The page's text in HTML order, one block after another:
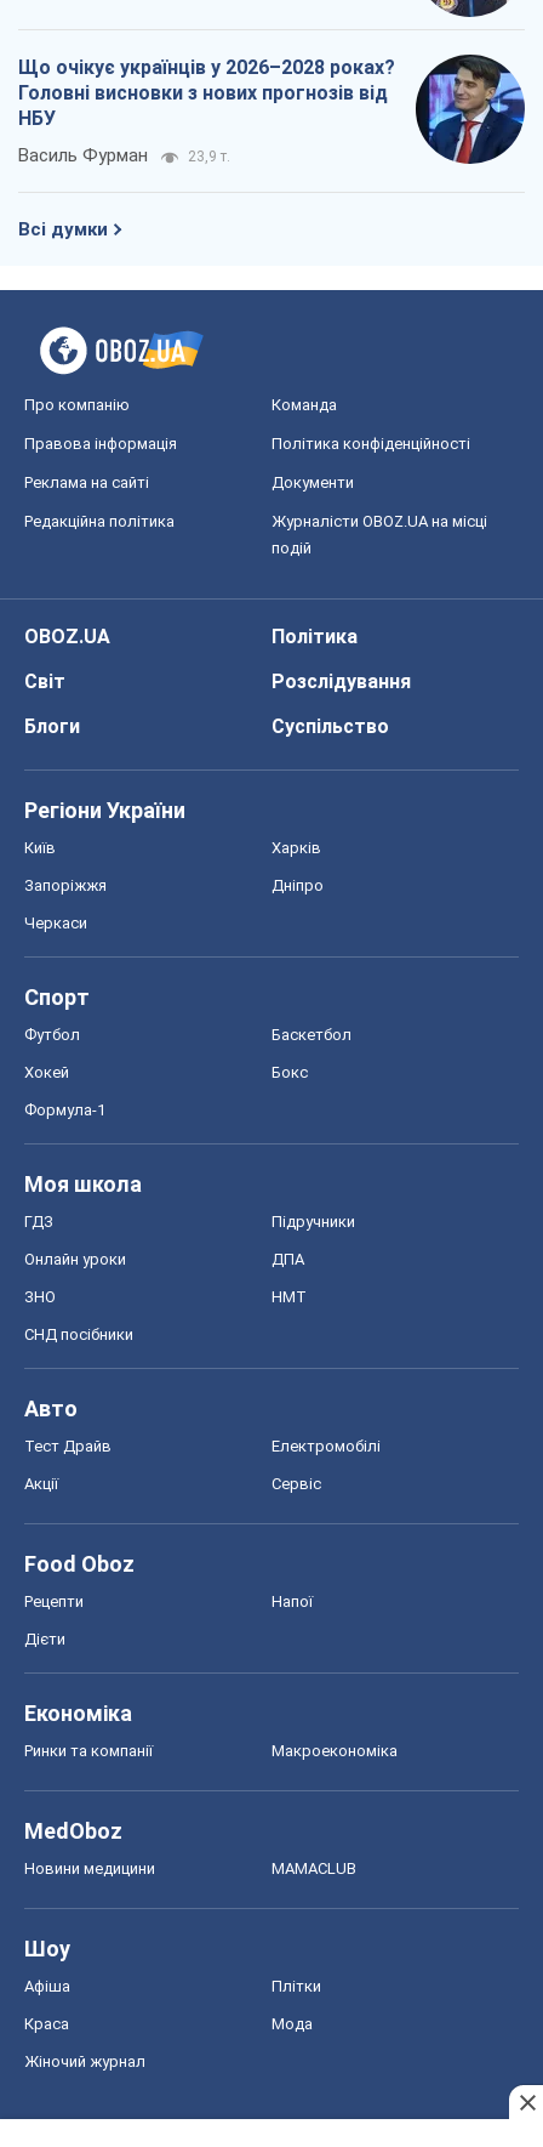
Що очікує українців у 2026–2028 роках?
Головні висновки з нових прогнозів від
НБУ
Василь Фурман 23,9 т.
Всі думки
Про компанію Команда
Правова інформація Політика конфіденційності
Реклама на сайті Документи
Редакційна політика
Журналісти OBOZ.UA на місці
подій
OBOZ.UA
Політика
Світ
Розслідування
Блоги
Суспільство
Регіони України
Київ Харків
Запоріжжя Дніпро
Черкаси
Спорт
Футбол Баскетбол
Хокей Бокс
Формула-1
Моя школа
ГДЗ Підручники
Онлайн уроки ДПА
ЗНО НМТ
СНД посібники
Авто
Тест Драйв Електромобілі
Акції Сервіс
Food Oboz
Рецепти Напої
Дієти
Економіка
Ринки та компанії Макроекономіка
MedOboz
Новини медицини MAMACLUB
Шоу
Афіша Плітки
Краса Мода
Жіночий журнал